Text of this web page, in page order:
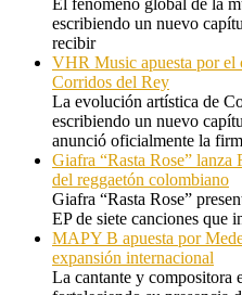
escribiendo un nuevo
recibir
VHR Music apuesta por el
Corridos del Rey
La evolución artística de
escribiendo un nuevo
anunció oficialmente la
Giafra “Rasta Rose” lanza
del reggaetón colombiano
Giafra “Rasta Rose”
EP de siete canciones que
MAPY B apuesta por
expansión internacional
La cantante y compositora